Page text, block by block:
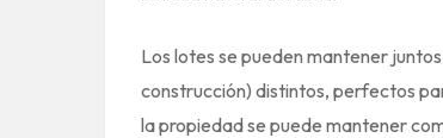
Los lotes se pueden mantener
construcción) distintos, perfectos
la propiedad se puede mantener